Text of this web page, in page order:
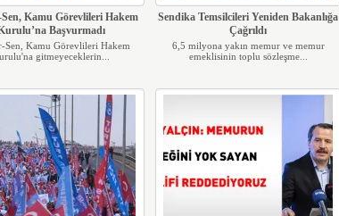
Kamu Görevlileri Hakem
Başvurmadı
Sen, Kamu Görevlileri Hakem
gitmeyeceklerin...
Sendika Temsilcileri Yeniden Bakanlığa
Çağrıldı
6,5 milyona yakın memur ve memur
emeklisinin toplu sözleşme...